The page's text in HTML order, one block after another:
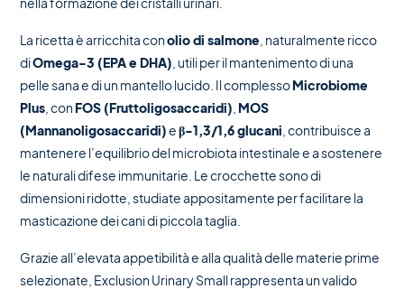
La ricetta è arricchita conolio di salmone , naturalmente ricco
diOmega-3 (EPA e DHA) , utili per il mantenimento di una
pelle sana e di un mantello lucido. Il complessoMicrobiome
Plus , con FOS (Fruttoligosaccaridi) MOS
(Mannanoligosaccaridi)eβ-1,3/1,6 glucani , contribuisce a
mantenere l’equilibrio del microbiota intestinale e a sostenere
le naturali difese immunitarie. Le crocchette sono di
dimensioni ridotte, studiate appositamente per facilitare la
masticazione dei cani di piccola taglia.
Grazie all’elevata appetibilità e alla qualità delle materie prime
selezionate, Exclusion Urinary Small rappresenta un valido